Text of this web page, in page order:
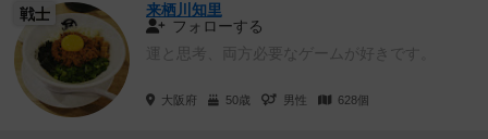
戦士
来栖川知里
フォローする
運と思考、両方必要なゲームが好きです。
大阪府 50歳 男性 628個